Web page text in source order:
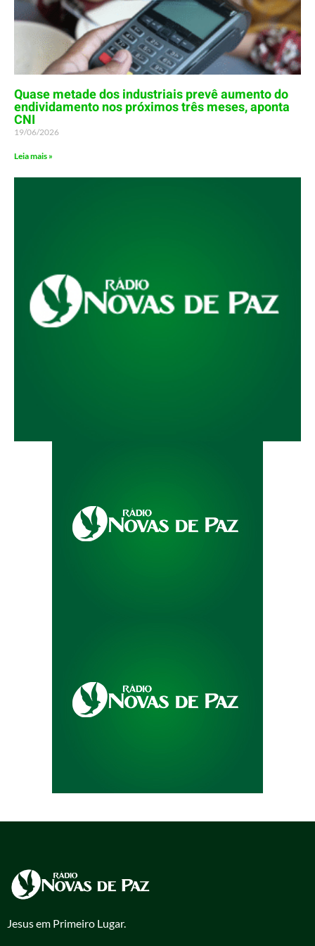
Quase metade dos industriais prevê aumento do
endividamento nos próximos três meses, aponta
CNI
19/06/2026
Leia mais »
Jesus em Primeiro Lugar.